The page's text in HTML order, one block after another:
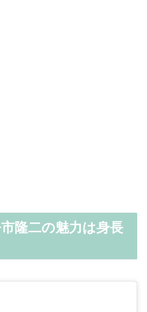
隆二の魅力は身長